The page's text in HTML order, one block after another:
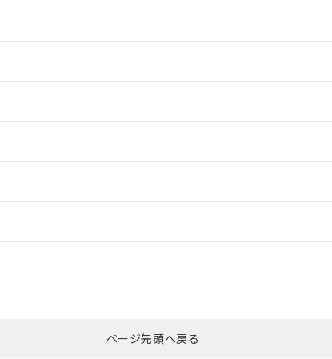
ダウンロードはこちらページ先頭へ戻る